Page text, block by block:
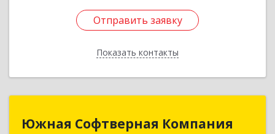
Отправить заявку
Показать контакты
Отправить заявку
Назад
Южная Софтверная Компания
Южная Софтверная Компания